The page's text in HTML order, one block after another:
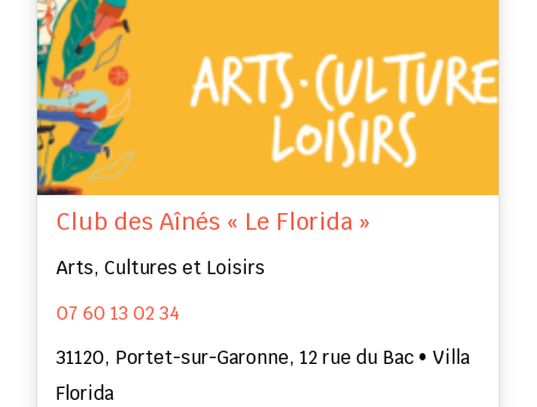
Club des Aînés « Le Florida »
Arts, Cultures et Loisirs
07 60 13 02 34
31120, Portet-sur-Garonne, 12 rue du Bac • Villa
Florida